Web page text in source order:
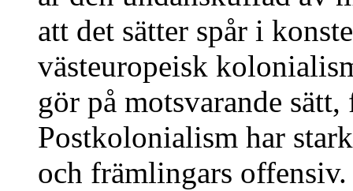
att det sätter spår i
västeuropeisk
gör på motsvarande
Postkolonialism har
och främlingars offensiv.